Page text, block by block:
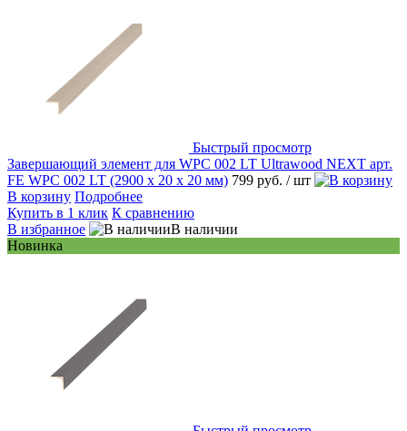
Быстрый просмотр
Завершающий элемент для WPC 002 LT Ultrawood NEXT арт.
FE WPC 002 LT (2900 х 20 х 20 мм) 799 руб. / шт
В корзину Подробнее
Купить в 1 клик К сравнению
В избранное
В наличии
Новинка